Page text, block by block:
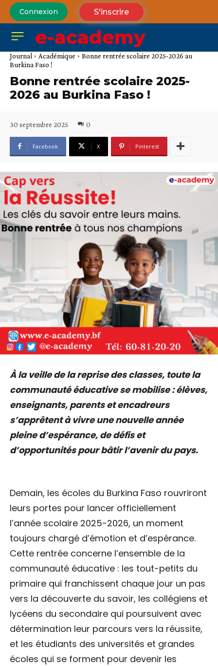
Connexion S'inscrire
e-academy
Journal Académique
Bonne rentrée scolaire 2025-2026 au
Burkina Faso !
Bonne rentrée scolaire 2025-
2026 au Burkina Faso !
30 septembre 2025 0
Facebook X Pinterest
À la veille de la reprise des classes, toute la
communauté éducative se mobilise : élèves,
enseignants, parents et encadreurs
s’apprêtent à vivre une nouvelle année
pleine d’espérance, de défis et
d’opportunités pour bâtir l’avenir du pays.
Demain, les écoles du Burkina Faso rouvriront
leurs portes pour lancer officiellement
l’année scolaire 2025-2026, un moment
toujours chargé d’émotion et d’espérance.
Cette rentrée concerne l’ensemble de la
communauté éducative : les tout-petits du
primaire qui franchissent chaque jour un pas
vers la découverte du savoir, les collégiens et
lycéens du secondaire qui poursuivent avec
détermination leur parcours vers la réussite,
et les étudiants des universités et grandes
écoles qui se forment pour devenir les